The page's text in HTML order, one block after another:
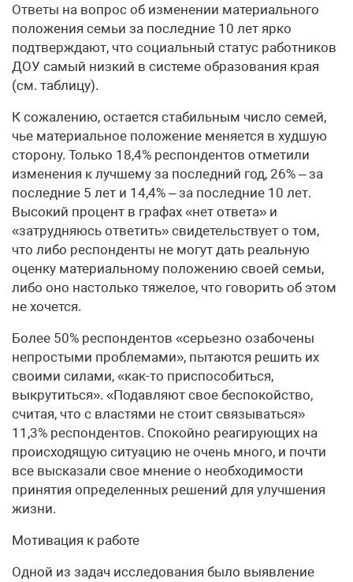
Ответы на вопрос об изменении материального
положения семьи за последние 10 лет ярко
подтверждают, что социальный статус работников
ДОУ самый низкий в системе образования края
(см. таблицу).
К сожалению, остается стабильным число семей,
чье материальное положение меняется в худшую
сторону. Только 18,4% респондентов отметили
изменения к лучшему за последний год, 26% – за
последние 5 лет и 14,4% – за последние 10 лет.
Высокий процент в графах «нет ответа» и
«затрудняюсь ответить» свидетельствует о том,
что либо респонденты не могут дать реальную
оценку материальному положению своей семьи,
либо оно настолько тяжелое, что говорить об этом
не хочется.
Более 50% респондентов «серьезно озабочены
непростыми проблемами», пытаются решить их
своими силами, «как-то приспособиться,
выкрутиться». «Подавляют свое беспокойство,
считая, что с властями не стоит связываться»
11,3% респондентов. Спокойно реагирующих на
происходящую ситуацию не очень много, и почти
все высказали свое мнение о необходимости
принятия определенных решений для улучшения
жизни.
Мотивация к работе
Одной из задач исследования было выявление